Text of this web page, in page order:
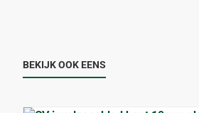
BEKIJK OOK EENS